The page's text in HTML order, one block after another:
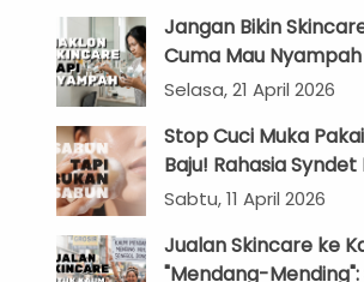
Jangan Bikin
Cuma Mau Nyampah
Kamar Mandi!
Selasa, 21 April 2026
Stop Cuci Muka
Baju! Rahasia
Bikin Kantong Brand
Sabtu, 11 April 2026
Jualan Skincare ke
"Mendang-